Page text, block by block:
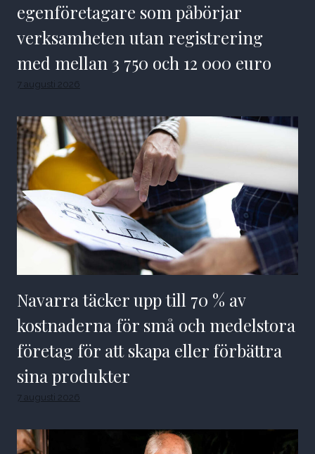
egenföretagare som påbörjar
verksamheten utan registrering
med mellan 3 750 och 12 000 euro
7 augusti 2026
Navarra täcker upp till 70 % av
kostnaderna för små och medelstora
företag för att skapa eller förbättra
sina produkter
7 augusti 2026